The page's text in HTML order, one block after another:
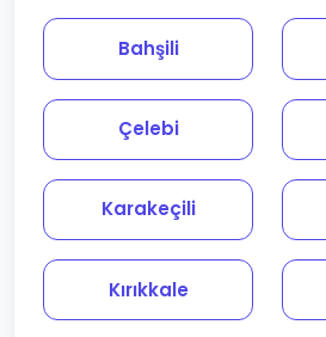
Bahşili
Çelebi
Karakeçili
Kırıkkale